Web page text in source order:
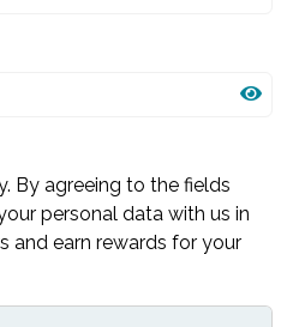
By agreeing to the fields
personal data with us in
and earn rewards for your